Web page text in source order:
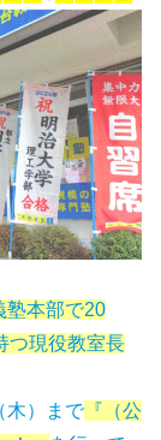
塾本部で20
つ現役教室長
木）まで 『（公